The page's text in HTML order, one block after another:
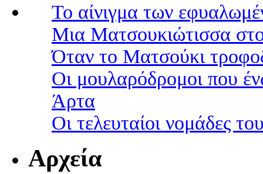
Το αίνιγμα των
Μια Ματσουκιώτισσα
Όταν το Ματσούκι
Οι μουλαρόδρομοι που
Άρτα
Οι τελευταίοι νομάδες
Αρχεία